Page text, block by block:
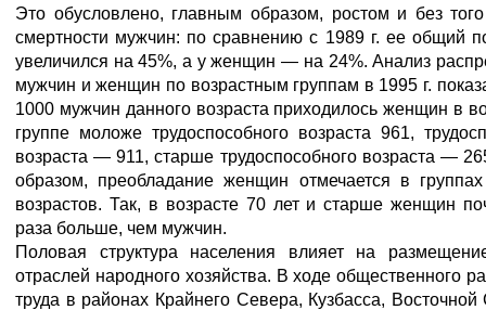
Это обусловлено, главным образом, ростом и без
смертности мужчин: по сравнению с 1989 г. ее общий
увеличился на 45%, а у женщин — на 24%. Анализ
мужчин и женщин по возрастным группам в 1995 г.
1000 мужчин данного возраста приходилось женщин в
группе моложе трудоспособного возраста 961,
возраста — 911, старше трудоспособного возраста —
образом, преобладание женщин отмечается в
возрастов. Так, в возрасте 70 лет и старше женщин
раза больше, чем мужчин.
Половая структура населения влияет на
отраслей народного хозяйства. В ходе общественного
труда в районах Крайнего Севера, Кузбасса,